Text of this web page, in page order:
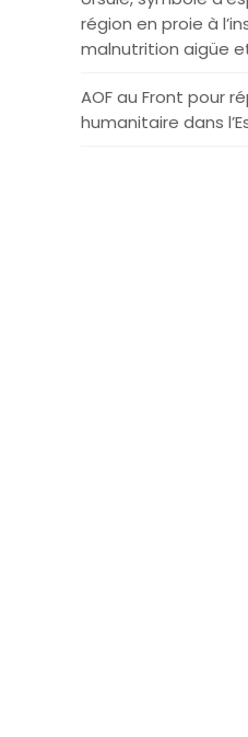
région en proie à
malnutrition aigüe
AOF au Front pour
humanitaire dans